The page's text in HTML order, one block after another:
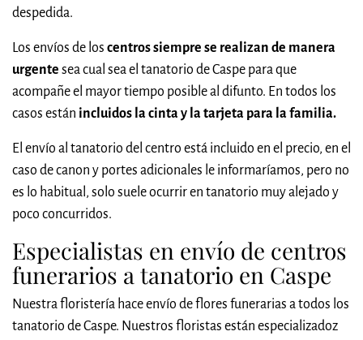
despedida.
Los envíos de los centros siempre se realizan de manera
urgente sea cual sea el tanatorio de Caspe para que
acompañe el mayor tiempo posible al difunto. En todos los
casos están incluidos la cinta y la tarjeta para la familia.
El envío al tanatorio del centro está incluido en el precio, en el
caso de canon y portes adicionales le informaríamos, pero no
es lo habitual, solo suele ocurrir en tanatorio muy alejado y
poco concurridos.
Especialistas en envío de centros
funerarios a tanatorio en Caspe
Nuestra floristería hace envío de flores funerarias a todos los
tanatorio de Caspe. Nuestros floristas están especializadoz